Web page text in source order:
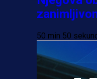
50 min 50